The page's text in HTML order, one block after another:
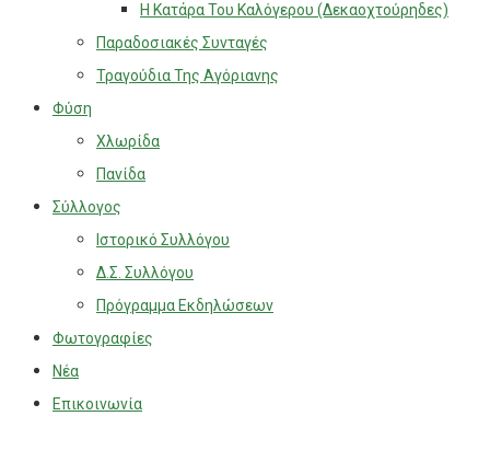
Η Κατάρα Του Καλόγερου (Δεκαοχτούρηδες)
Παραδοσιακές Συνταγές
Τραγούδια Της Αγόριανης
Φύση
Χλωρίδα
Πανίδα
Σύλλογος
Ιστορικό Συλλόγου
Δ.Σ. Συλλόγου
Πρόγραμμα Εκδηλώσεων
Φωτογραφίες
Νέα
Επικοινωνία